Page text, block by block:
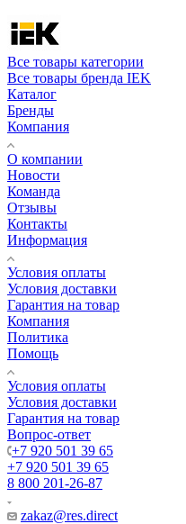
Все товары категории
Все товары бренда IEK
Каталог
Бренды
Компания
О компании
Новости
Команда
Отзывы
Контакты
Информация
Условия оплаты
Условия доставки
Гарантия на товар
Компания
Политика
Помощь
Условия оплаты
Условия доставки
Гарантия на товар
Вопрос-ответ
+7 920 501 39 65
+7 920 501 39 65
8 800 201-26-87
zakaz@res.direct